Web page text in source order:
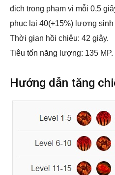
địch trong phạm vi mỗi 0,5
phục lại 40(+15%) lượng
Thời gian hồi chiêu: 42 giây.
Tiêu tốn năng lượng: 135 MP.
Hướng dẫn tăng